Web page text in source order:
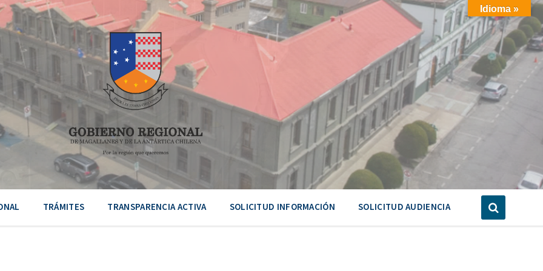
TRÁMITES TRANSPARENCIA ACTIVA SOLICITUD INFORMACIÓN SOLICITUD AUDIENCIA
Idioma »